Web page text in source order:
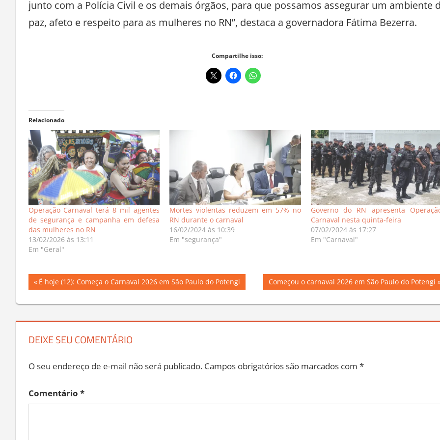
junto com a Polícia Civil e os demais órgãos, para que possamos assegurar um ambiente
paz, afeto e respeito para as mulheres no RN”, destaca a governadora Fátima Bezerra.
Compartilhe isso:
Operação Carnaval terá 8 mil agentes
de segurança e campanha em defesa
das mulheres no RN
13/02/2026 às 13:11
Em "Geral"
Mortes violentas reduzem em 57% no
RN durante o carnaval
16/02/2024 às 10:39
Em "segurança"
Governo do RN apresenta
Carnaval nesta quinta-feira
07/02/2024 às 17:27
Em "Carnaval"
Navegação
de
Post
Previous
É hoje (12): Começa o Carnaval 2026 em São Paulo do Potengi
Next
Começou o carnaval 2026 em São Paulo do Potengi
DEIXE SEU COMENTÁRIO
O seu endereço de e-mail não será publicado. Campos obrigatórios são marcados com
Comentário